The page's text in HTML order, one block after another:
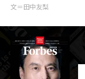
文＝田中友梨